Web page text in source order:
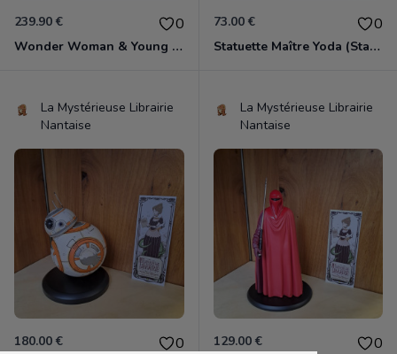
239.90 € 0
Wonder Woman & Young Diana (tirée de "Wonder Woman 1984")
73.00 € 0
Statuette Maître Yoda (Star Wars).
La Mystérieuse Librairie
Nantaise
180.00 € 0
La Mystérieuse Librairie
Nantaise
129.00 € 0